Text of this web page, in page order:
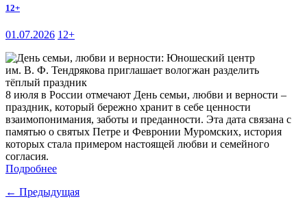
12+
01.07.2026 12+
8 июля в России отмечают День семьи, любви и верности –
праздник, который бережно хранит в себе ценности
взаимопонимания, заботы и преданности. Эта дата связана с
памятью о святых Петре и Февронии Муромских, история
которых стала примером настоящей любви и семейного
согласия.
Подробнее
← Предыдущая